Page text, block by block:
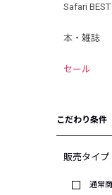
Safari BEST
本・雑誌
セール
こだわり条件
販売タイプ
通常